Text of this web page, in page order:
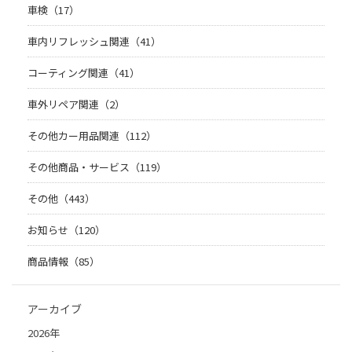
車検（17）
車内リフレッシュ関連（41）
コーティング関連（41）
車外リペア関連（2）
その他カー用品関連（112）
その他商品・サービス（119）
その他（443）
お知らせ（120）
商品情報（85）
アーカイブ
2026年